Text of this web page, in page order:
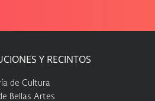
Y RECINTOS
de Cultura
Bellas Artes